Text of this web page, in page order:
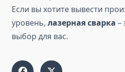
Если вы хотите вывести
уровень, лазерная сварка –
выбор для вас.